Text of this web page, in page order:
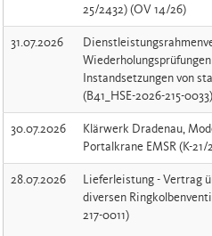
25/2432) (OV 14/26)
31.07.2026
Instandsetzungen von
(B41_HSE-2026-215-0033)
30.07.2026
Klärwerk Dradenau,
Portalkrane EMSR (K-
28.07.2026
Lieferleistung - Vertrag
diversen
217-0011)